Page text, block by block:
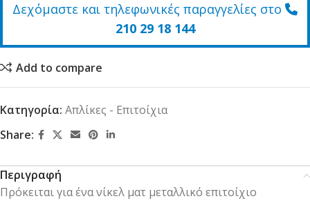
Δεχόμαστε και τηλεφωνικές παραγγελίες στο
210 29 18 144
Add to compare
Κατηγορία: Απλίκες - Επιτοίχια
Share:
Περιγραφή
Πρόκειται για ένα νίκελ ματ μεταλλικό επιτοίχιο